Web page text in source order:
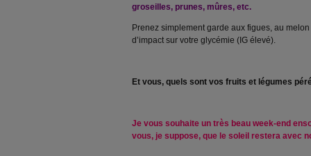
groseilles, prunes, mûres, etc.
Prenez simplement garde aux figues, au
d’impact sur votre glycémie (IG élevé).
Et vous, quels sont vos fruits et légumes
Je vous souhaite un très beau week-end
vous, je suppose, que le soleil restera avec